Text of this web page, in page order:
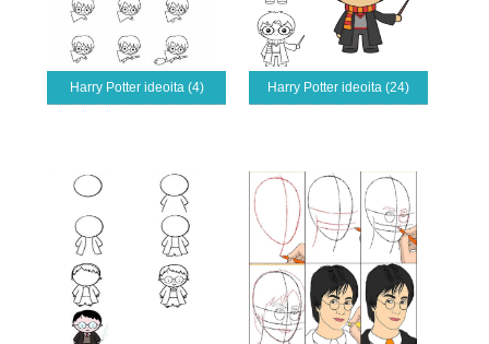
Harry Potter ideoita (4) Harry Potter ideoita (24)